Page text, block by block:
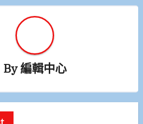
By編輯中心